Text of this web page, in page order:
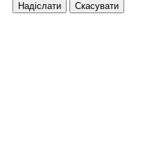
Надіслати Скасувати